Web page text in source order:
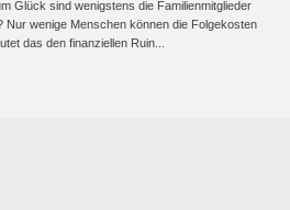
Glück sind wenigstens die Familienmitglieder
Nur wenige Menschen können die Folgekosten
das den finanziellen Ruin...